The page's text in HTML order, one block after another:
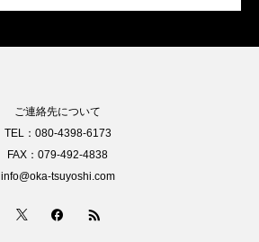
ご連絡先について
TEL：080-4398-6173
FAX：079-492-4838
info@oka-tsuyoshi.com